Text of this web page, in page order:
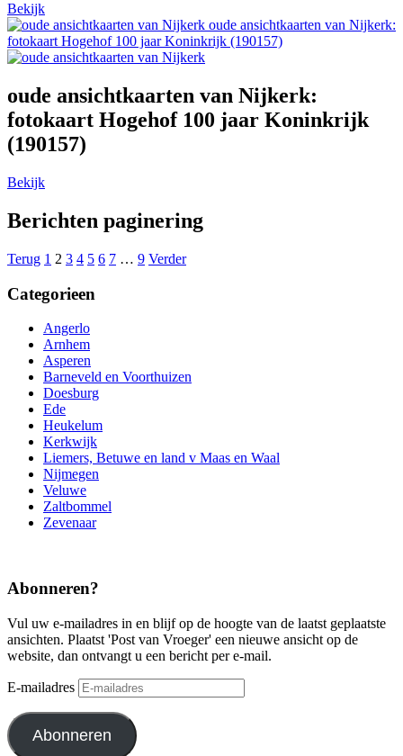
Bekijk
oude ansichtkaarten van Nijkerk:
fotokaart Hogehof 100 jaar Koninkrijk (190157)
oude ansichtkaarten van Nijkerk:
fotokaart Hogehof 100 jaar Koninkrijk
(190157)
Bekijk
Berichten paginering
Terug 1 2 3 4 5 6 7 … 9 Verder
Categorieen
Angerlo
Arnhem
Asperen
Barneveld en Voorthuizen
Doesburg
Ede
Heukelum
Kerkwijk
Liemers, Betuwe en land v Maas en Waal
Nijmegen
Veluwe
Zaltbommel
Zevenaar
Abonneren?
Vul uw e-mailadres in en blijf op de hoogte van de laatst geplaatste
ansichten. Plaatst 'Post van Vroeger' een nieuwe ansicht op de
website, dan ontvangt u een bericht per e-mail.
E-mailadres
Abonneren